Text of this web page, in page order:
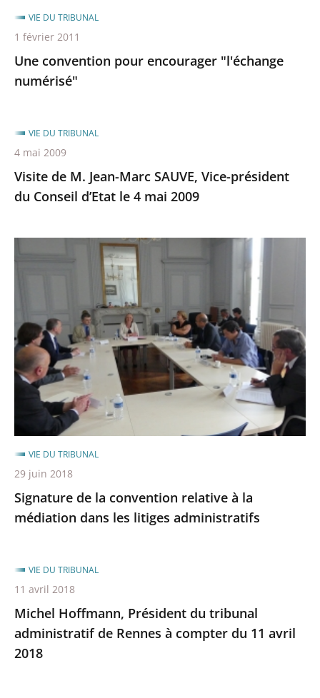
Une convention pour encourager "l'échange
numérisé"
VIE DU TRIBUNAL
1 février 2011
Visite de M. Jean-Marc SAUVE, Vice-président
du Conseil d’Etat le 4 mai 2009
VIE DU TRIBUNAL
4 mai 2009
de
relative
à
la
médiation
dans
administratifs
Signature de la convention relative à la
médiation dans les litiges administratifs
VIE DU TRIBUNAL
29 juin 2018
Michel Hoffmann, Président du tribunal
administratif de Rennes à compter du 11 avril
2018
VIE DU TRIBUNAL
11 avril 2018